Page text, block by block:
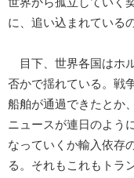
に、追い込まれている
目下、世界各国はホ
否かで揺れている。戦
船舶が通過できたとか
ニュースが連日のよう
なっていくか輸入依存
る。それもこれもトラ